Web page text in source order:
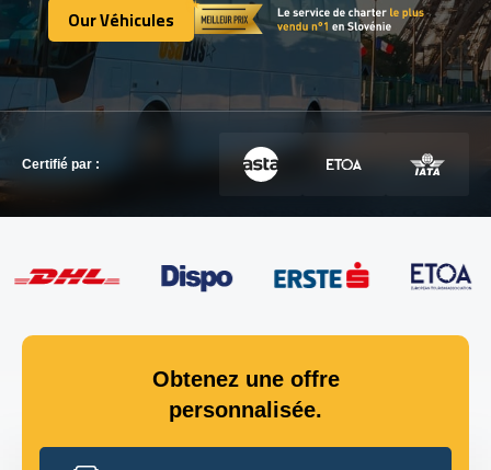
CONTACTEZ-NOUS
CONTACTEZ-NOUS
Our Véhicules
Our Véhicules
Certifié par :
Obtenez une offre
personnalisée.